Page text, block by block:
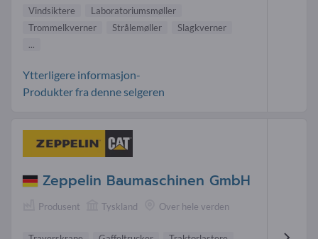
Vindsiktere
Laboratoriumsmøller
Trommelkverner
Strålemøller
Slagkverner
...
Ytterligere informasjon-
Produkter fra denne selgeren
Zeppelin Baumaschinen GmbH
Produsent Tyskland Over hele verden